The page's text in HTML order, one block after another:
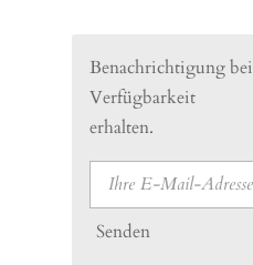
Benachrichtigung bei
Verfügbarkeit
erhalten.
Senden